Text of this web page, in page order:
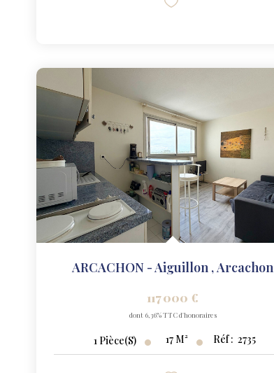
ARCACHON - Aiguillon ,Arcachon
117 000 €
dont 6,36% TTC d'honoraires
1 Pièce(s) 17 M² Réf : 2735